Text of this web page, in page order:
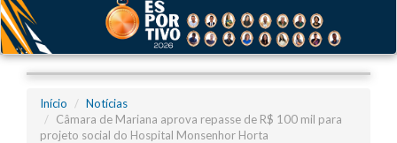
Início
Notícias
Câmara de Mariana aprova repasse de R$ 100 mil para
projeto social do Hospital Monsenhor Horta